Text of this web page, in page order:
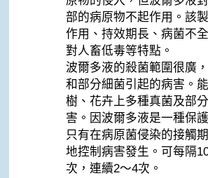
部的病原物不起作用。該
作用、持效期長、病菌不
對人畜低毒等特點。
波爾多液的殺菌範圍很廣
和部分細菌引起的病害。
樹、花卉上多種真菌及部
害。因波爾多液是一種保
只有在病原菌侵染的接觸
地控制病害發生。可每隔
次，連續2～4次。